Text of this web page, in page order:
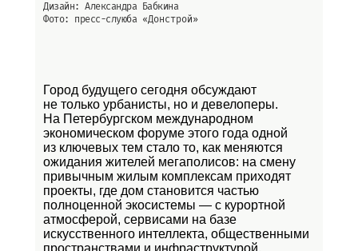
Дизайн: Александра Бабкина
Фото: пресс-слуюба «Донстрой»
Город будущего сегодня обсуждают
не только урбанисты, но и девелоперы.
На Петербургском международном
экономическом форуме этого года одной
из ключевых тем стало то, как меняются
ожидания жителей мегаполисов: на смену
привычным жилым комплексам приходят
проекты, где дом становится частью
полноценной экосистемы — с курортной
атмосферой, сервисами на базе
искусственного интеллекта, общественными